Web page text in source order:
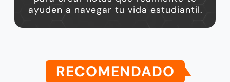
ayuden a navegar tu vida estudiantil.
RECOMENDADO